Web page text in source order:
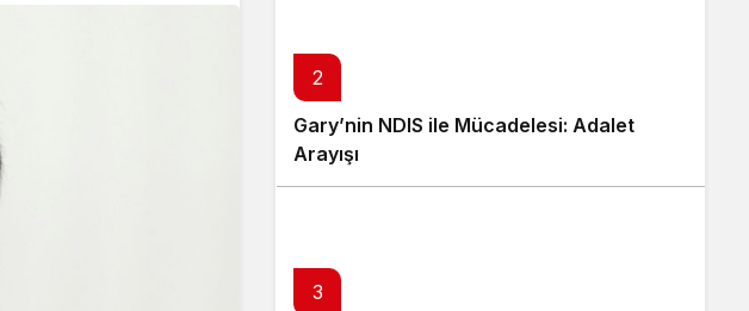
2
Gary’nin NDIS ile Mücadelesi: Adalet
Arayışı
3